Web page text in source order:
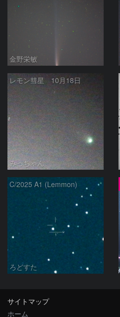
金野栄敏
レモン彗星 10月18日
みっちゃん
C/2025 A1 (Lemmon)
ろどすた
サイトマップ
ホーム